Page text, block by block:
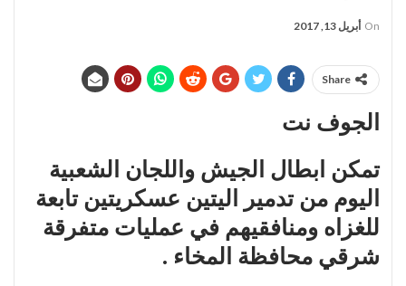
On أبريل 13, 2017
Share
الجوف نت
تمكن ابطال الجيش واللجان الشعبية
اليوم من تدمير اليتين عسكريتين تابعة
للغزاه ومنافقيهم في عمليات متفرقة
شرقي محافظة المخاء .